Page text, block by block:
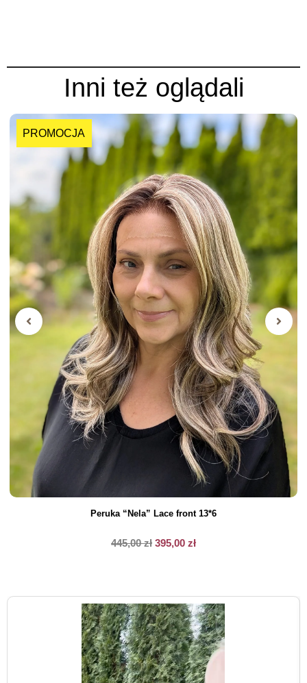
Inni też oglądali
PROMOCJA
Peruka “Nela” Lace front 13*6
445,00zł 395,00 zł